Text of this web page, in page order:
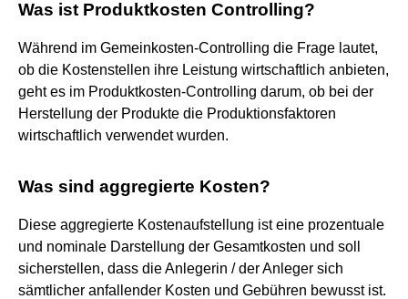
Was ist Produktkosten Controlling?
Während im Gemeinkosten-Controlling die Frage lautet,
ob die Kostenstellen ihre Leistung wirtschaftlich anbieten,
geht es im Produktkosten-Controlling darum, ob bei der
Herstellung der Produkte die Produktionsfaktoren
wirtschaftlich verwendet wurden.
Was sind aggregierte Kosten?
Diese aggregierte Kostenaufstellung ist eine prozentuale
und nominale Darstellung der Gesamtkosten und soll
sicherstellen, dass die Anlegerin / der Anleger sich
sämtlicher anfallender Kosten und Gebühren bewusst ist.